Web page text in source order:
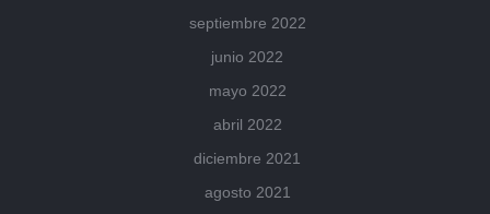
septiembre 2022
junio 2022
mayo 2022
abril 2022
diciembre 2021
agosto 2021